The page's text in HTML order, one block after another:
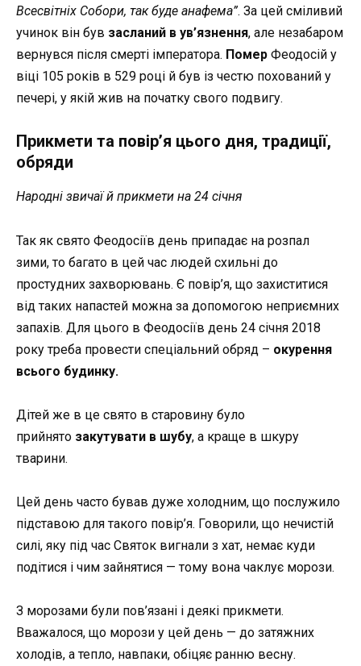
Всесвітніх Собори, так буде анафема”. За цей сміливий
учинок він був засланий в ув’язнення, але незабаром
вернувся після смерті імператора. Помер Феодосій у
віці 105 років в 529 році й був із честю похований у
печері, у якій жив на початку свого подвигу.
Прикмети та повір’я цього дня, традиції,
обряди
Народні звичаї й прикмети на 24 січня
Так як свято Феодосіїв день припадає на розпал
зими, то багато в цей час людей схильні до
простудних захворювань. Є повір’я, що захиститися
від таких напастей можна за допомогою неприємних
запахів. Для цього в Феодосіїв день 24 січня 2018
року треба провести спеціальний обряд – окурення
всього будинку.
Дітей же в це свято в старовину було
прийнято закутувати в шубу, а краще в шкуру
тварини.
Цей день часто бував дуже холодним, що послужило
підставою для такого повір’я. Говорили, що нечистій
силі, яку під час Святок вигнали з хат, немає куди
подітися і чим зайнятися — тому вона чаклує морози.
З морозами були пов’язані і деякі прикмети.
Вважалося, що морози у цей день — до затяжних
холодів, а тепло, навпаки, обіцяє ранню весну.